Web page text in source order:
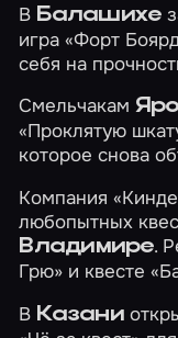
В Балашихе
игра«Форт
себя на
Смельчакам
«Проклятую
которое снова
Компания
любопытных
Владимире.
Грю» и квесте
В Казани